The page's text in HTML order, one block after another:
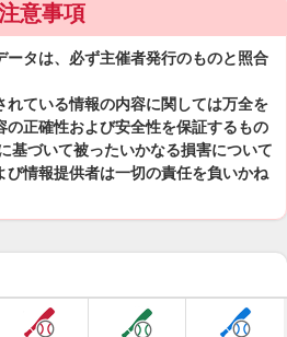
意事項
ータは、必ず主催者発行のものと照合
れている情報の内容に関しては万全を
の正確性および安全性を保証するもの
基づいて被ったいかなる損害について
び情報提供者は一切の責任を負いかね